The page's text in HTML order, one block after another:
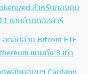
สำหรับกองทุน
แสนล้านดอลลาร์
ดสัดส่วน Bitcoin ETF
แทนถึง 3 เท่า